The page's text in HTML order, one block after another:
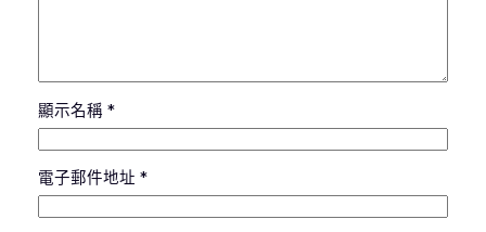
顯示名稱 *
電子郵件地址 *